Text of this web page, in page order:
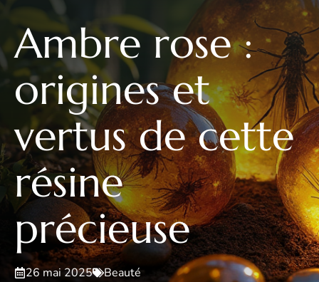
Ambre rose :
origines et
vertus de cette
résine
précieuse
26 mai 2025 Beauté